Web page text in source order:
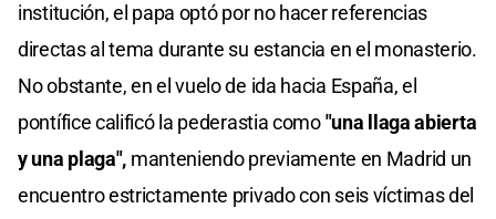
institución, el papa optó por no hacer referencias
directas al tema durante su estancia en el monasterio.
No obstante, en el vuelo de ida hacia España, el
pontífice calificó la pederastia como"una llaga abierta
y una plaga", manteniendo previamente en Madrid un
encuentro estrictamente privado con seis víctimas del